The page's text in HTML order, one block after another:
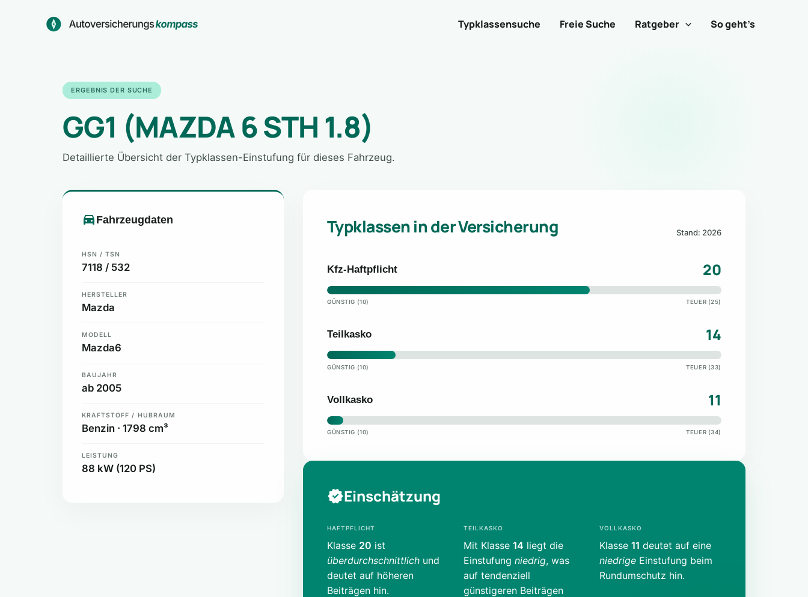
Typklassensuche Freie Suche Ratgeber So geht’s
ERGEBNIS DER SUCHE
GG1 (MAZDA 6 STH 1.8)
Detaillierte Übersicht der Typklassen-Einstufung für dieses Fahrzeug.
Fahrzeugdaten
HSN / TSN
7118 / 532
HERSTELLER
Mazda
MODELL
Mazda6
BAUJAHR
ab 2005
KRAFTSTOFF / HUBRAUM
Benzin · 1798 cm³
LEISTUNG
88 kW (120 PS)
Typklassen in der Versicherung Stand: 2026
Kfz-Haftpflicht 20
GÜNSTIG (10) TEUER (25)
Teilkasko 14
GÜNSTIG (10) TEUER (33)
Vollkasko 11
GÜNSTIG (10) TEUER (34)
Einschätzung
HAFTPFLICHT
Klasse 20 ist
überdurchschnittlich und
deutet auf höheren
Beiträgen hin.
TEILKASKO
Mit Klasse 14 liegt die
Einstufung niedrig, was
auf tendenziell
günstigeren Beiträgen
VOLLKASKO
Klasse11 deutet auf eine
niedrige Einstufung beim
Rundumschutz hin.